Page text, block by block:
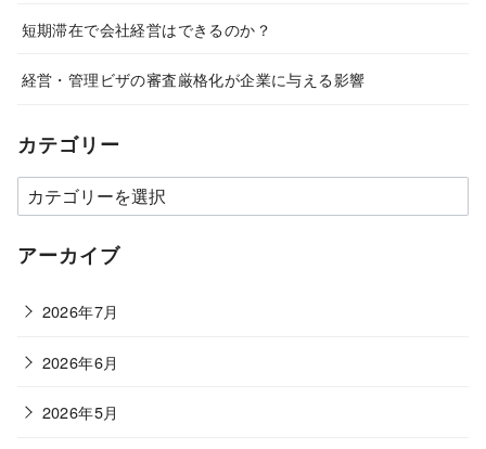
短期滞在で会社経営はできるのか？
経営・管理ビザの審査厳格化が企業に与える影響
カテゴリー
カ
テ
ゴ
ー
アーカイブ
2026年7月
2026年6月
2026年5月